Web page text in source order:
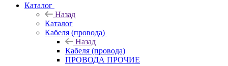
Каталог
Назад
Каталог
Кабеля (провода)
Назад
Кабеля (провода)
ПРОВОДА ПРОЧИЕ